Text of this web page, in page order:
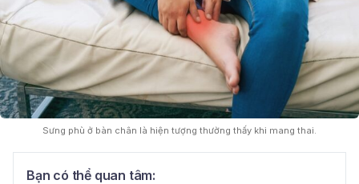
Sưng phù ở bàn chân là hiện tượng thường thấy khi mang thai.
Bạn có thể quan tâm: